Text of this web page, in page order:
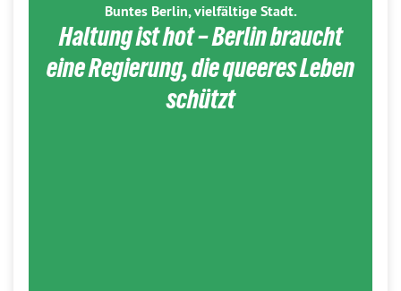
Buntes Berlin, vielfältige Stadt.
Haltung ist hot – Berlin braucht
eine Regierung, die queeres Leben
schützt